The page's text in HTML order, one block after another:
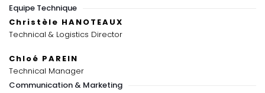
Equipe Technique
Christèle HANOTEAUX
Technical & Logistics Director
Chloé PAREIN
Technical Manager
Communication & Marketing